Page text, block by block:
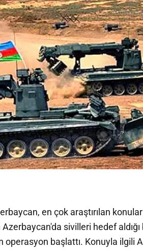
en çok araştırılan konular
sivilleri hedef aldığı
başlattı. Konuyla ilgili